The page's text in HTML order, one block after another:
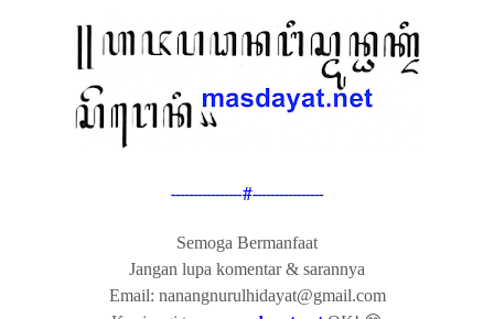
----------------#----------------
Semoga Bermanfaat
Jangan lupa komentar & sarannya
Email: nanangnurulhidayat@gmail.com